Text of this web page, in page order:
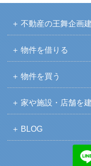
不動産の王舞企画
物件を借りる
物件を買う
家や施設・店舗を
BLOG